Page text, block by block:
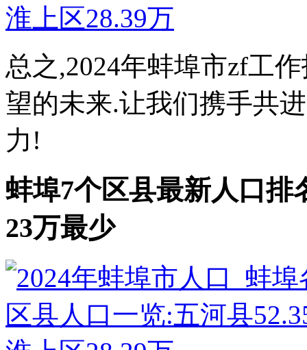
总之,2024年蚌埠市zf工
望的未来.让我们携手共
力!
蚌埠7个区县最新人口排
23万最少